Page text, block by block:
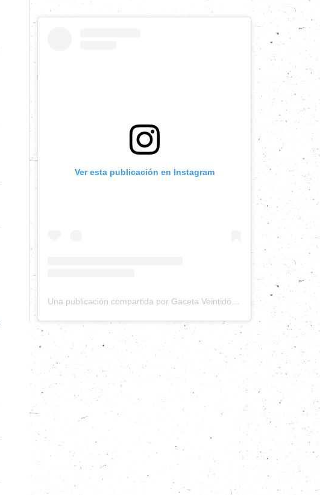
Ver esta publicación en Instagram